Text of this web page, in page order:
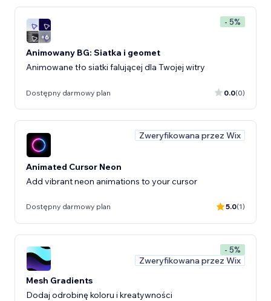
- 5%
Animowany BG: Siatka i geomet
Animowane tło siatki falującej dla Twojej witry
Dostępny darmowy plan 0.0(0)
Zweryfikowana przez Wix
Animated Cursor Neon
Add vibrant neon animations to your cursor
Dostępny darmowy plan 5.0(1)
- 5%
Zweryfikowana przez Wix
Mesh Gradients
Dodaj odrobinę koloru i kreatywności